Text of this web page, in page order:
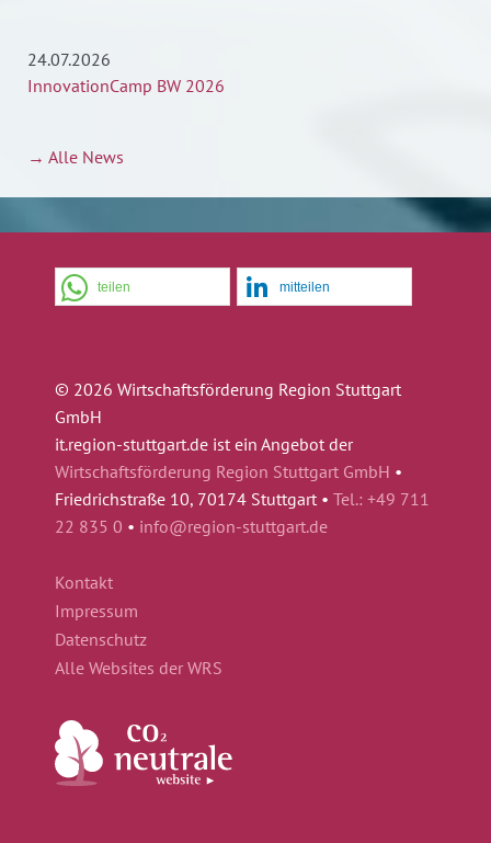
24.07.2026
InnovationCamp BW 2026
→ Alle News
teilen mitteilen
© 2026 Wirtschaftsförderung Region Stuttgart
GmbH
it.region-stuttgart.de ist ein Angebot der
Wirtschaftsförderung Region Stuttgart GmbH •
Friedrichstraße 10, 70174 Stuttgart • Tel.: +49 711
22 835 0 • info@region-stuttgart.de
Kontakt
Impressum
Datenschutz
Alle Websites der WRS